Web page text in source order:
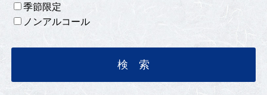
季節限定
ノンアルコール